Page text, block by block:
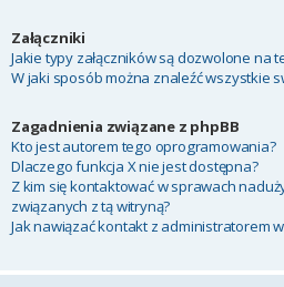
Załączniki
Jakie typy załączników są dozwolone na
W jaki sposób można znaleźć wszystkie
Zagadnienia związane z phpBB
Kto jest autorem tego oprogramowania?
Dlaczego funkcja X nie jest dostępna?
Z kim się kontaktować w sprawach
związanych z tą witryną?
Jak nawiązać kontakt z administratorem